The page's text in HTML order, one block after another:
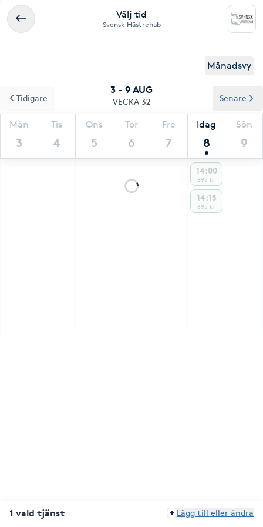
Välj tid
Svensk Hästrehab
Månadsvy
3 - 9 AUG
VECKA 32
Mån
3
Tis
4
Ons
5
Tor
6
Fre
7
Idag
8
Sön
9
Tidigare Senare
14:00
895 kr
14:15
895 kr
1 vald tjänst Lägg till eller ändra